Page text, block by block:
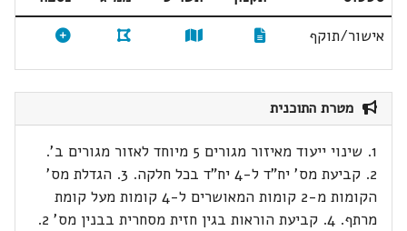
אישור/תוקף
מטרת התוכנית
1. שינוי ייעוד מאיזור מגורים 5 מיוחד לאזור מגורים ב'.
2. קביעת מס' יח"ד ל-4 יח"ד בכל חלקה. 3. הגדלת מס'
הקומות מ-2 קומות המאושרים ל-4 קומות מעל קומת
מרתף. 4. קביעת הוראות בגין חזית מסחרית בבנין מס' 2.